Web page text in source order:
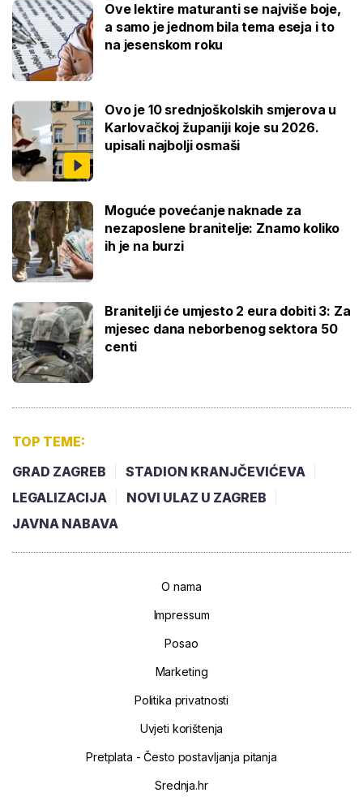
Ove lektire maturanti se najviše boje,
a samo je jednom bila tema eseja i to
na jesenskom roku
Ovo je 10 srednjoškolskih smjerova u
Karlovačkoj županiji koje su 2026.
upisali najbolji osmaši
Moguće povećanje naknade za
nezaposlene branitelje: Znamo koliko
ih je na burzi
Branitelji će umjesto 2 eura dobiti 3: Za
mjesec dana neborbenog sektora 50
centi
TOP TEME:
GRAD ZAGREB
STADION KRANJČEVIĆEVA
LEGALIZACIJA
NOVI ULAZ U ZAGREB
JAVNA NABAVA
O nama
Impressum
Posao
Marketing
Politika privatnosti
Uvjeti korištenja
Pretplata - Često postavljanja pitanja
Srednja.hr